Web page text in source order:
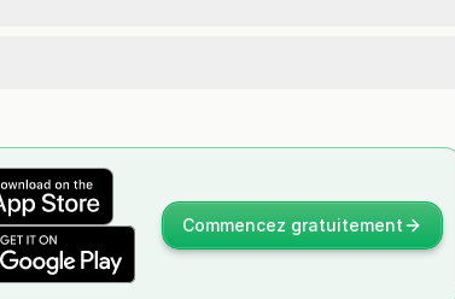
Commencez gratuitement